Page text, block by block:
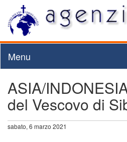
Menu
ASIA/
del Vescovo di
sabato, 6 marzo 2021